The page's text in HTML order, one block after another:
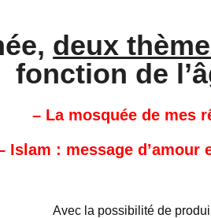
deux
fonction de
– La mosquée de mes
Islam : message d’amour
Avec la possibilité de